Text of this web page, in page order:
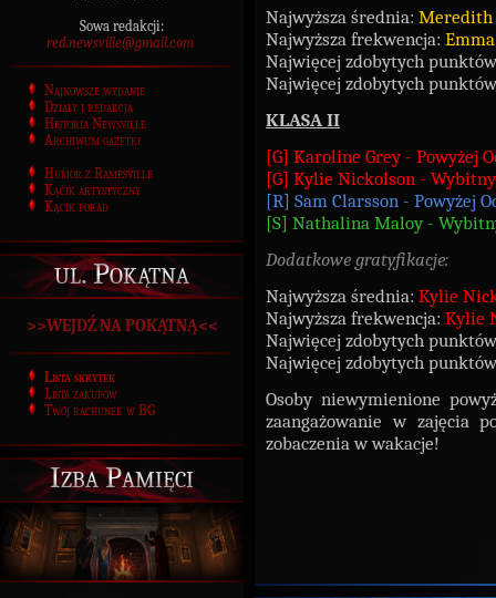
Sowa redakcji:
red.newsville@gmail.com
Najnowsze wydanie
Działy i redakcja
Historia Newsville
Archiwum gazetki
Humor z Ramesville
Kącik artystyczny
Kącik porad
ul. Pokątna
>>WEJDŹ NA POKĄTNĄ<<
Lista skrytek
Lista zakupów
Twój rachunek w BG
Izba Pamięci
Najwyższa średnia: Meredith
Najwyższa frekwencja:
Najwięcej zdobytych
Najwięcej zdobytych
KLASA II
[G] Karoline Grey - Powyżej
[G] Kylie Nickolson - Wybitny
[R] Sam Clarsson - Powyżej
[S] Nathalina Maloy -
Dodatkowe gratyfikacje:
Najwyższa średnia: Kylie
Najwyższa frekwencja: Kylie
Najwięcej zdobytych
Najwięcej zdobytych
Osoby niewymienione
zaangażowanie w zajęcia
zobaczenia w wakacje!